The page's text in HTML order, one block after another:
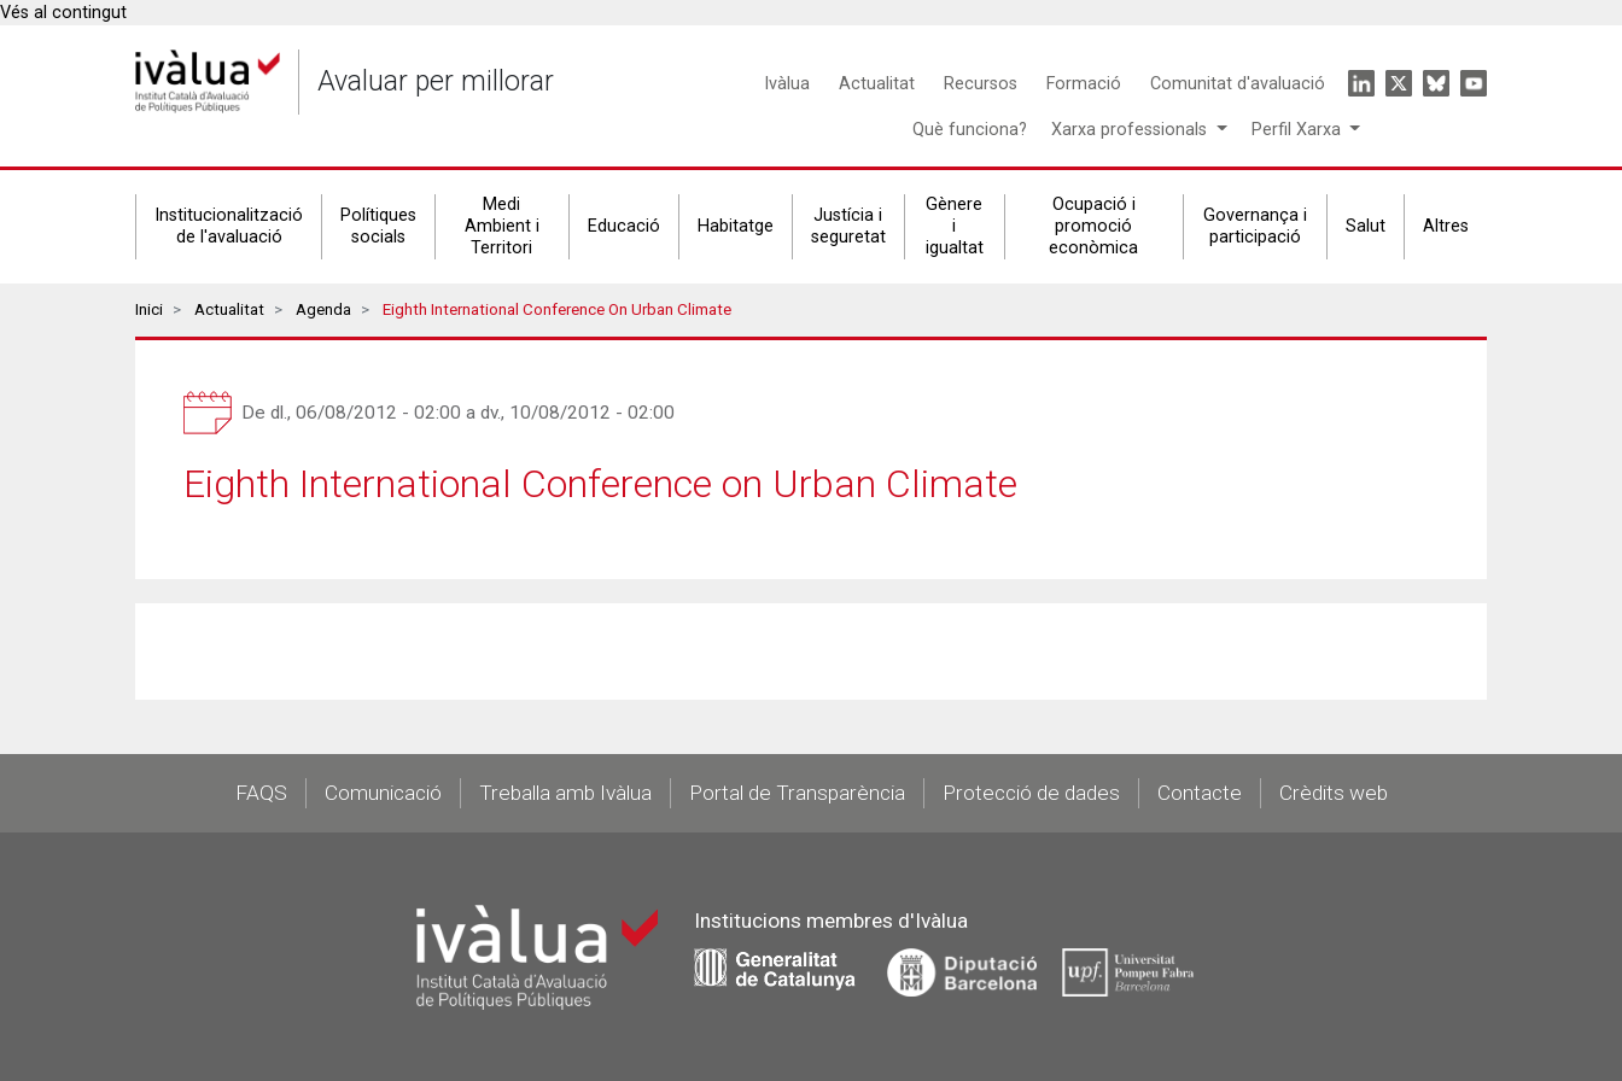
Vés al contingut
Avaluar per millorar
Main
navigation
Ivàlua Actualitat Recursos Formació Comunitat d'avaluació
Icon
menu
Què funciona? Xarxa professionals Perfil Xarxa
Secondary
navigation
Institucionalització
de l'avaluació
Polítiques
socials
Medi
Ambient i
Territori
Educació Habitatge
Justícia i
seguretat
Gènere
i
igualtat
Ocupació i
promoció
econòmica
Governança i
participació
Salut Altres
Breadcrumbs
Inici Actualitat Agenda Eighth International Conference On Urban Climate
De dl., 06/08/2012 - 02:00 a dv., 10/08/2012 - 02:00
Eighth International Conference on Urban Climate
FooterFAQS Comunicació Treballa amb Ivàlua Portal de Transparència Protecció de dades Contacte Crèdits web
Institucions membres d'Ivàlua